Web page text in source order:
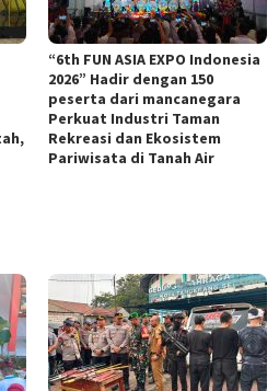
“6th FUN ASIA EXPO Indonesia
2026” Hadir dengan 150
peserta dari mancanegara
Perkuat Industri Taman
Rekreasi dan Ekosistem
Pariwisata di Tanah Air